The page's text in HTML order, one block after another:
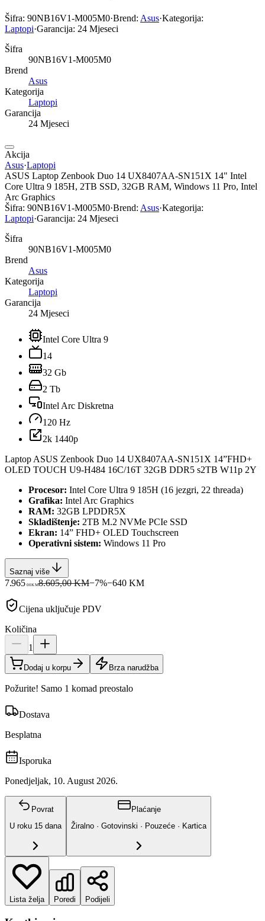
Šifra: 90NB16V1-M005M0·Brend: Asus·Kategorija:
Laptopi·Garancija: 24 Mjeseci
Šifra
90NB16V1-M005M0
Brend
Asus
Kategorija
Laptopi
Garancija
24 Mjeseci
Akcija
Asus·Laptopi
ASUS Laptop Zenbook Duo 14 UX8407AA-SN151X 14" Intel
Core Ultra 9 185H, 2TB SSD, 32GB RAM, Windows 11 Pro, Intel
Arc Graphics
Šifra: 90NB16V1-M005M0·Brend: Asus·Kategorija:
Laptopi·Garancija: 24 Mjeseci
Šifra
90NB16V1-M005M0
Brend
Asus
Kategorija
Laptopi
Garancija
24 Mjeseci
Intel Core Ultra 9
14
32 Gb
2 Tb
Intel Arc Diskretna
120 Hz
2k 1440p
Laptop ASUS Zenbook Duo 14 UX8407AA-SN151X 14”FHD+
OLED TOUCH U9-H484 16C/16T 32GB DDR5 s2TB W11p 2Y
Procesor: Intel Core Ultra 9 185H (16 jezgri, 22 threada)
Grafika: Intel Arc Graphics
RAM: 32GB LPDDR5X
Skladištenje: 2TB M.2 NVMe PCIe SSD
Ekran: 14” FHD+ OLED Touchscreen
Operativni sistem: Windows 11 Pro
Saznaj više
7.965 00KM8.605,00 KM−7%−640KM
Cijena uključuje PDV
Količina
1
Dodaj u korpu Brza narudžba
Požurite! Samo 1 komad preostalo
Dostava
Besplatna
Isporuka
Ponedjeljak, 10. August 2026.
Povrat
U roku 15 dana
Plaćanje
Žiralno · Gotovinski · Pouzeće · Kartica
Lista želja Poredi Podijeli